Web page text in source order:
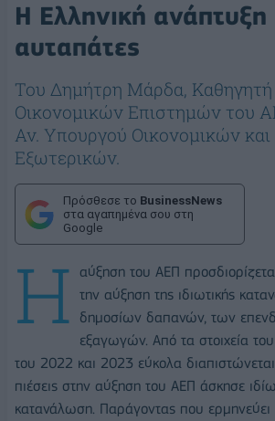
Η Ελληνική ανάπτυξη
αυταπάτες
Του Δημήτρη Μάρδα,
Οικονομικών Επιστημών του
Αν. Υπουργού Οικονομικών
Εξωτερικών.
Πρόσθεσε το BusinessNews
στα αγαπημένα σου στη
Google
Η
αύξηση του ΑΕΠ
την αύξηση της ιδιωτικής
δημοσίων δαπανών, των
εξαγωγών. Από τα στοιχεία
του 2022 και 2023 εύκολα διαπιστώνεται
πιέσεις στην αύξηση του ΑΕΠ άσκησε
κατανάλωση. Παράγοντας που ερμηνεύει